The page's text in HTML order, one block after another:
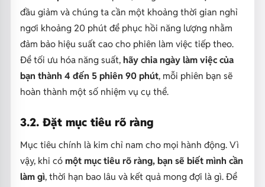
đầu giảm và chúng ta cần một khoảng thời gian nghỉ
ngơi khoảng 20 phút để phục hồi năng lượng nhằm
đảm bảo hiệu suất cao cho phiên làm việc tiếp theo.
Để tối ưu hóa năng suất, hãy chia ngày làm việc của
bạn thành 4 đến 5 phiên 90 phút, mỗi phiên bạn sẽ
hoàn thành một số nhiệm vụ cụ thể.
3.2. Đặt mục tiêu rõ ràng
Mục tiêu chính là kim chỉ nam cho mọi hành động. Vì
vậy, khi có một mục tiêu rõ ràng, bạn sẽ biết mình cần
làm gì, thời hạn bao lâu và kết quả mong đợi là gì. Để